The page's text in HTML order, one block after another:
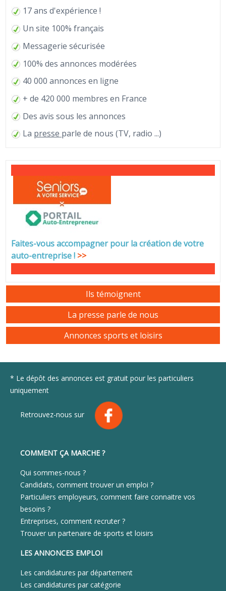
17 ans d'expérience !
Un site 100% français
Messagerie sécurisée
100% des annonces modérées
40 000 annonces en ligne
+ de 420 000 membres en France
Des avis sous les annonces
La presse parle de nous (TV, radio ...)
Faites-vous accompagner pour la création de votre
auto-entreprise! >>
Ils témoignent
La presse parle de nous
Annonces sports et loisirs
* Le dépôt des annonces est gratuit pour les particuliers
uniquement
Retrouvez-nous sur
COMMENT ÇA MARCHE ?
Qui sommes-nous ?
Candidats, comment trouver un emploi ?
Particuliers employeurs, comment faire connaitre vos
besoins ?
Entreprises, comment recruter ?
Trouver un partenaire de sports et loisirs
LES ANNONCES EMPLOI
Les candidatures par département
Les candidatures par catégorie